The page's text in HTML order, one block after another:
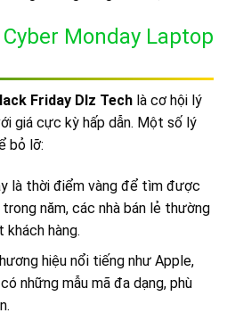
Monday Laptop
Friday Dlz Tech là cơ hội lý
giá cực kỳ hấp dẫn. Một số lý
bỏ lỡ:
là thời điểm vàng để tìm được
năm, các nhà bán lẻ thường
khách hàng.
hiệu nổi tiếng như Apple,
những mẫu mã đa dạng, phù